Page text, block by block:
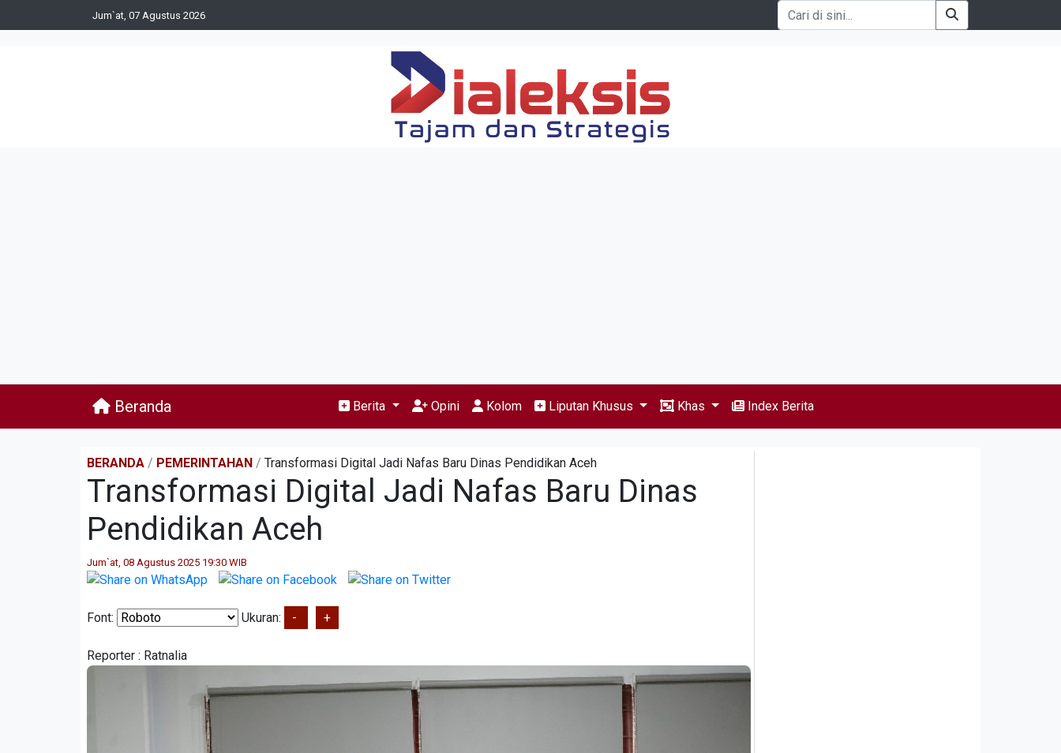
Jum`at, 07 Agustus 2026
Beranda Berita Opini Kolom Liputan Khusus Khas Index Berita
BERANDA / PEMERINTAHAN / Transformasi Digital Jadi Nafas Baru Dinas Pendidikan Aceh
Transformasi Digital Jadi Nafas Baru Dinas
Pendidikan Aceh
Jum`at, 08 Agustus 2025 19:30 WIB
Font: Ukuran: - +
Reporter : Ratnalia